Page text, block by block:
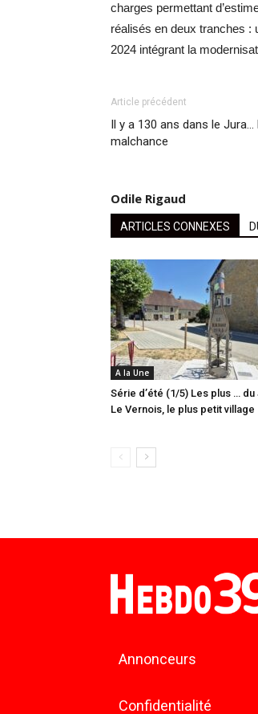
charges permettant
réalisés en deux tranches :
2024 intégrant la
Article précédent
Il y a 130 ans dans le
malchance
Odile Rigaud
ARTICLES CONNEXES
A la Une
Série d’été (1/5) Les plus … du
Le Vernois, le plus petit village